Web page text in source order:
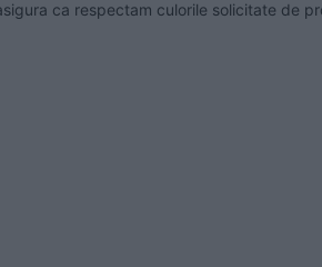
ca respectam culorile solicitate de